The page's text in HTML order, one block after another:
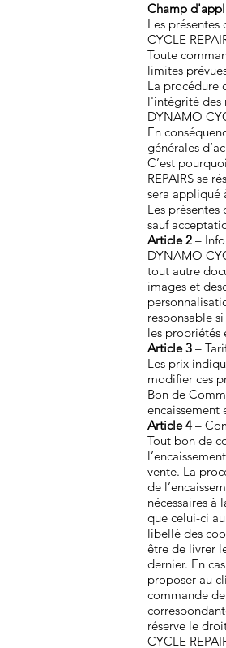
Champ
Les
CYCLE
Toute
limites
La procédure
l'intégrité des
DYNAMO
En
générales
C’est
REPAIRS se
sera appliqué
Les
sauf
Article 2 –
DYNAMO
tout autre
images et
responsable
les propriétés
Article 3 –
Les prix
modifier ces
Bon de
encaissement
Article 4 –
Tout bon de
vente. La
de
nécessaires à
que celui-ci
libellé des
être de livrer
dernier. En
proposer au
commande
réserve le
CYCLE